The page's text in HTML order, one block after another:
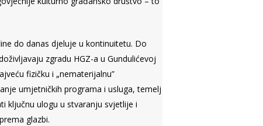
do danas djeluje u kontinuitetu. Do
zgradu HGZ-a u Gundulićevoj
fizičku i „nematerijalnu”
umjetničkih programa i usluga, temelj
ključnu ulogu u stvaranju svjetlije i
glazbi.